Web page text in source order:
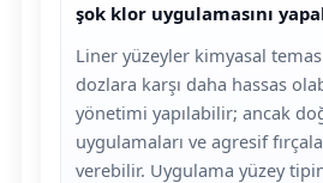
şok klor uygulamasını
Liner yüzeyler kimyasal
dozlara karşı daha hassas
yönetimi yapılabilir; ancak
uygulamaları ve agresif
verebilir. Uygulama yüzey